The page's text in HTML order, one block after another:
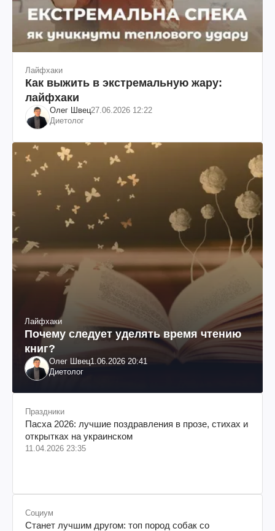
Лайфхаки
Как выжить в экстремальную жару:
лайфхаки
Олег Швец27.06.2026 12:22
Диетолог
Лайфхаки
Почему следует уделять время чтению
книг?
Олег Швец1.06.2026 20:41
Диетолог
Праздники
Пасха 2026: лучшие поздравления в прозе, стихах и
открытках на украинском
11.04.2026 23:35
Социум
Станет лучшим другом: топ пород собак со